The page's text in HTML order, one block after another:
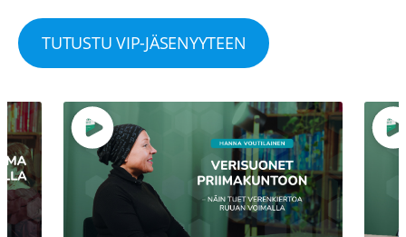
TUTUSTU VIP-JÄSENYYTEEN